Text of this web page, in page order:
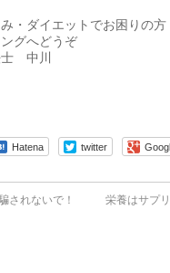
・ダイエットでお困りの方
グへどうぞ
中川
Hatena twitter
されないで！
栄養はサプ